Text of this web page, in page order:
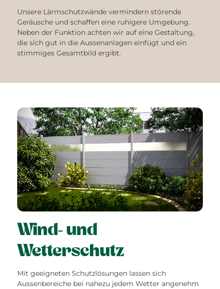
Unsere Lärmschutzwände vermindern störende
Geräusche und schaffen eine ruhigere Umgebung.
Neben der Funktion achten wir auf eine Gestaltung,
die sich gut in die Aussenanlagen einfügt und ein
stimmiges Gesamtbild ergibt.
Wind- und
Wetterschutz
Mit geeigneten Schutzlösungen lassen sich
Aussenbereiche bei nahezu jedem Wetter angenehm